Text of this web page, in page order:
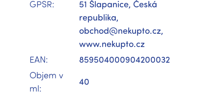
GPSR:
51 Šlapanice, Česká
republika,
obchod@nekupto.cz,
www.nekupto.cz
EAN:
859504000904200032
Objem v
ml:
40